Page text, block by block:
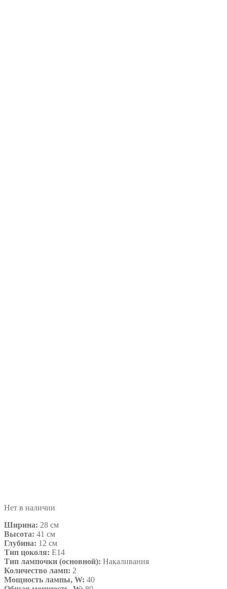
Нет в наличии
Ширина: 28 см
Высота: 41 см
Глубина: 12 см
Тип цоколя: Е14
Тип лампочки (основной): Накаливания
Количество ламп: 2
Мощность лампы, W: 40